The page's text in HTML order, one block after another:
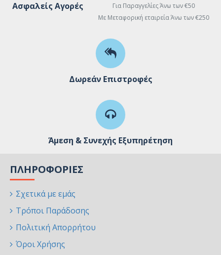
Ασφαλείς Αγορές
Για Παραγγελίες Άνω των €50
Με Μεταφορική εταιρεία Άνω των €250
Δωρεάν Επιστροφές
Άμεση & Συνεχής Εξυπηρέτηση
ΠΛΗΡΟΦΟΡΊΕΣ
Σχετικά με εμάς
Τρόποι Παράδοσης
Πολιτική Απορρήτου
Όροι Χρήσης